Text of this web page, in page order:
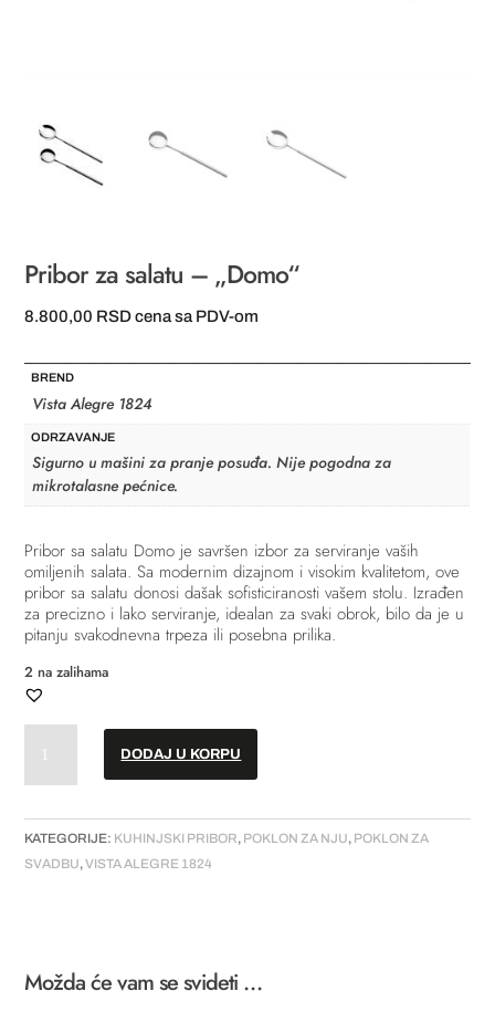
Pribor za salatu – „Domo“
8.800,00 RSD cena sa PDV-om
BREND
Vista Alegre 1824
ODRZAVANJE
Sigurno u mašini za pranje posuđa. Nije pogodna za
mikrotalasne pećnice.
Pribor sa salatu Domo je savršen izbor za serviranje vaših
omiljenih salata. Sa modernim dizajnom i visokim kvalitetom, ove
pribor sa salatu donosi dašak sofisticiranosti vašem stolu. Izrađen
za precizno i lako serviranje, idealan za svaki obrok, bilo da je u
pitanju svakodnevna trpeza ili posebna prilika.
2 na zalihama
salatu
"Domo"
količina
DODAJ U KORPU
KATEGORIJE: KUHINJSKI PRIBOR, POKLON ZA NJU, POKLON ZA
SVADBU,VISTA ALEGRE 1824
Možda će vam se svideti …